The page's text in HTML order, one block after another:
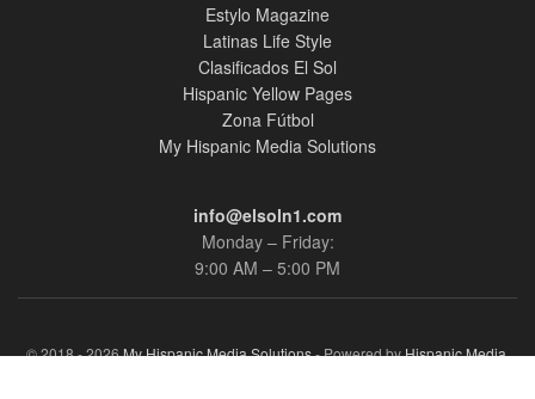
Estylo Magazine
Latinas Life Style
Clasificados El Sol
Hispanic Yellow Pages
Zona Fútbol
My Hispanic Media Solutions
info@elsoln1.com
Monday – Friday:
9:00 AM – 5:00 PM
© 2018 - 2026My Hispanic Media Solutions- Powered byHispanic Media,